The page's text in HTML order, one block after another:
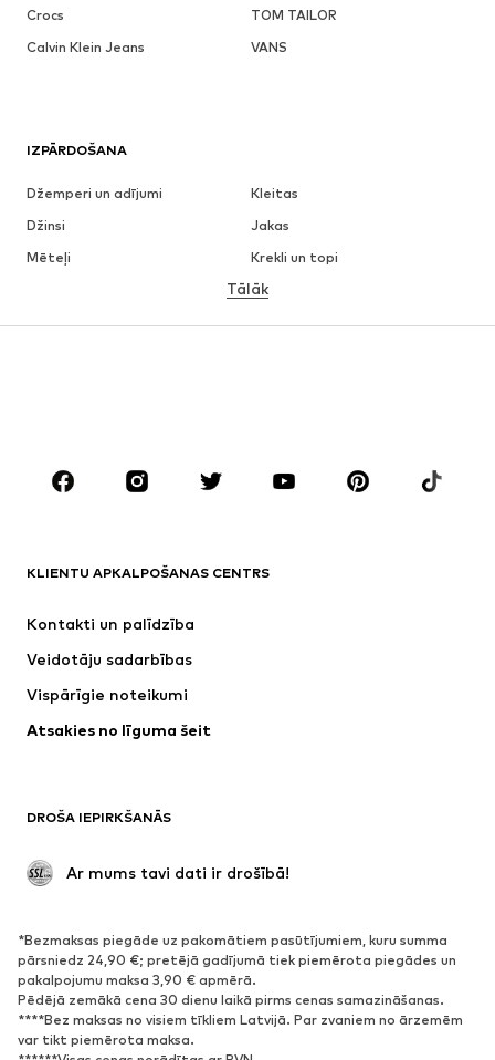
Crocs
TOM TAILOR
Calvin Klein Jeans
VANS
IZPĀRDOŠANA
Džemperi un adījumi
Kleitas
Džinsi
Jakas
Mēteļi
Krekli un topi
Apakšveļa
Svārki
Blūzes un tunikas
Aksesuāri
Premium
Jaunumi
Šobrīd populāri
Apakšveļa
Mēteļi
Svinības
Ekskluzīvi
APAVI
Jaunumi
Šobrīd populāri
Brīvā laika apavi
Puszābaki
Augstpapēžu apavi
Zābaki
Tālāk
KLIENTU APKALPOŠANAS CENTRS
Kontakti un palīdzība
Veidotāju sadarbības
Vispārīgie noteikumi
Atsakies no līguma šeit
DROŠA IEPIRKŠANĀS
Ar mums tavi dati ir drošībā!
*Bezmaksas piegāde uz pakomātiem pasūtījumiem, kuru summa
pārsniedz 24,90 €; pretējā gadījumā tiek piemērota piegādes un
pakalpojumu maksa 3,90 € apmērā.
Pēdējā zemākā cena 30 dienu laikā pirms cenas samazināšanas.
****Bez maksas no visiem tīkliem Latvijā. Par zvaniem no ārzemēm
var tikt piemērota maksa.